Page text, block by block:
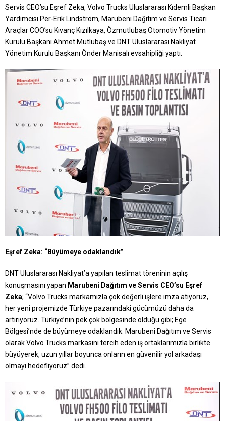
Servis CEO’su Eşref Zeka, Volvo Trucks Uluslararası Kıdemli Başkan
Yardımcısı Per-Erik Lindström, Marubeni Dağıtım ve Servis Ticari
Araçlar COO’su Kıvanç Kızılkaya, Özmutlubaş Otomotiv Yönetim
Kurulu Başkanı Ahmet Mutlubaş ve DNT Uluslararası Nakliyat
Yönetim Kurulu Başkanı Önder Manisalı evsahipliği yaptı.
Eşref Zeka: “Büyümeye odaklandık”
DNT Uluslararası Nakliyat’a yapılan teslimat töreninin açılış
konuşmasını yapan Marubeni Dağıtım ve Servis CEO’su Eşref
Zeka; “Volvo Trucks markamızla çok değerli işlere imza atıyoruz,
her yeni projemizde Türkiye pazarındaki gücümüzü daha da
artırıyoruz. Türkiye’nin pek çok bölgesinde olduğu gibi; Ege
Bölgesi’nde de büyümeye odaklandık. Marubeni Dağıtım ve Servis
olarak Volvo Trucks markasını tercih eden iş ortaklarımızla birlikte
büyüyerek, uzun yıllar boyunca onların en güvenilir yol arkadaşı
olmayı hedefliyoruz” dedi.